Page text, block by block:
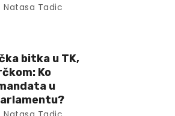
Natasa Tadic
bitka u TK,
Ko
u